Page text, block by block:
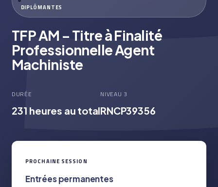
DIPLÔMANTES
TFP AM – Titre à Finalité
Professionnelle Agent
Machiniste
DURÉE
231 heures au total
NIVEAU 3
RNCP39356
PROCHAINE SESSION
Entrées permanentes